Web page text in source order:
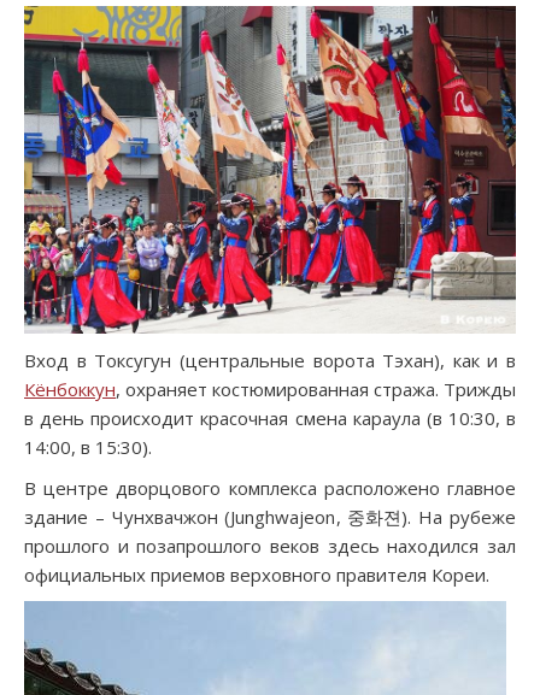
Вход в Токсугун (центральные ворота Тэхан), как и в
Кёнбоккун, охраняет костюмированная стража. Трижды
в день происходит красочная смена караула (в 10:30, в
14:00, в 15:30).
В центре дворцового комплекса расположено главное
здание – Чунхвачжон (Junghwajeon, 중화젼). На рубеже
прошлого и позапрошлого веков здесь находился зал
официальных приемов верховного правителя Кореи.